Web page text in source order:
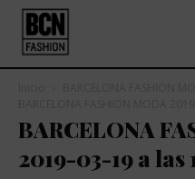
BARCELONA
2019-03-19 a las